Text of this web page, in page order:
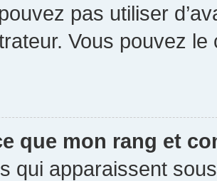
pas utiliser
Vous pouvez
que mon rang et
qui apparaissent